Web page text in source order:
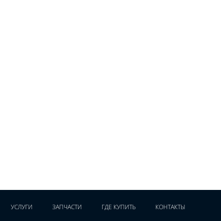
УСЛУГИ ЗАПЧАСТИ ГДЕ КУПИТЬ КОНТАКТЫ